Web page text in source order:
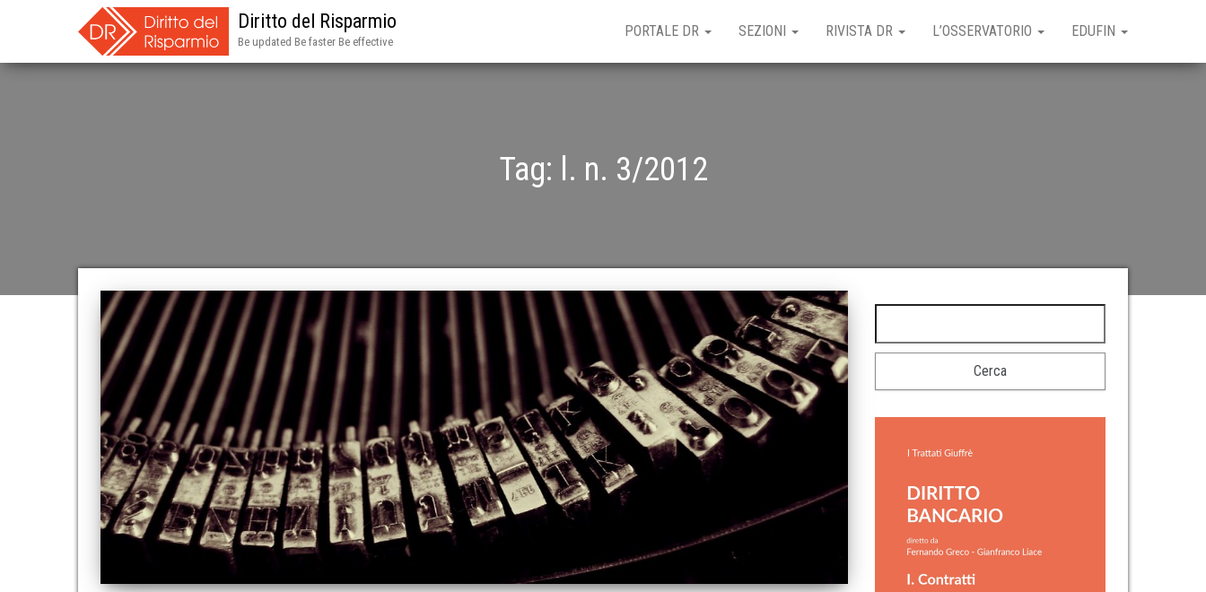
Diritto del Risparmio
Be updated Be faster Be effective
PORTALE DR SEZIONI RIVISTA DR L’OSSERVATORIO EDUFIN
Tag: l. n. 3/2012